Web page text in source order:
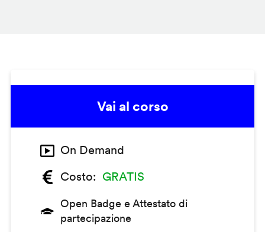
Vai al corso
On Demand
Costo
GRATIS
Open Badge e Attestato di
partecipazione